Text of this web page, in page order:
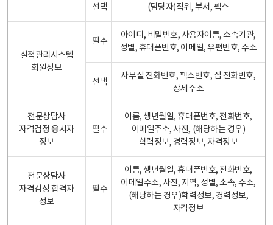
선택 (담당자)직위, 부서, 팩스
실적관리시스템
회원정보
필수
아이디, 비밀번호, 사용자이름, 소속기관,
성별, 휴대폰번호, 이메일, 우편번호, 주소
선택
사무실 전화번호, 팩스번호, 집 전화번호,
상세주소
전문상담사
자격검정 응시자
정보
필수
이름, 생년월일, 휴대폰번호, 전화번호,
이메일주소, 사진, (해당하는 경우)
학력정보, 경력정보, 자격정보
전문상담사
자격검정 합격자
정보
필수
이름, 생년월일, 휴대폰번호, 전화번호,
이메일주소, 사진, 지역, 성별, 소속, 주소,
(해당하는 경우)학력정보, 경력정보,
자격정보